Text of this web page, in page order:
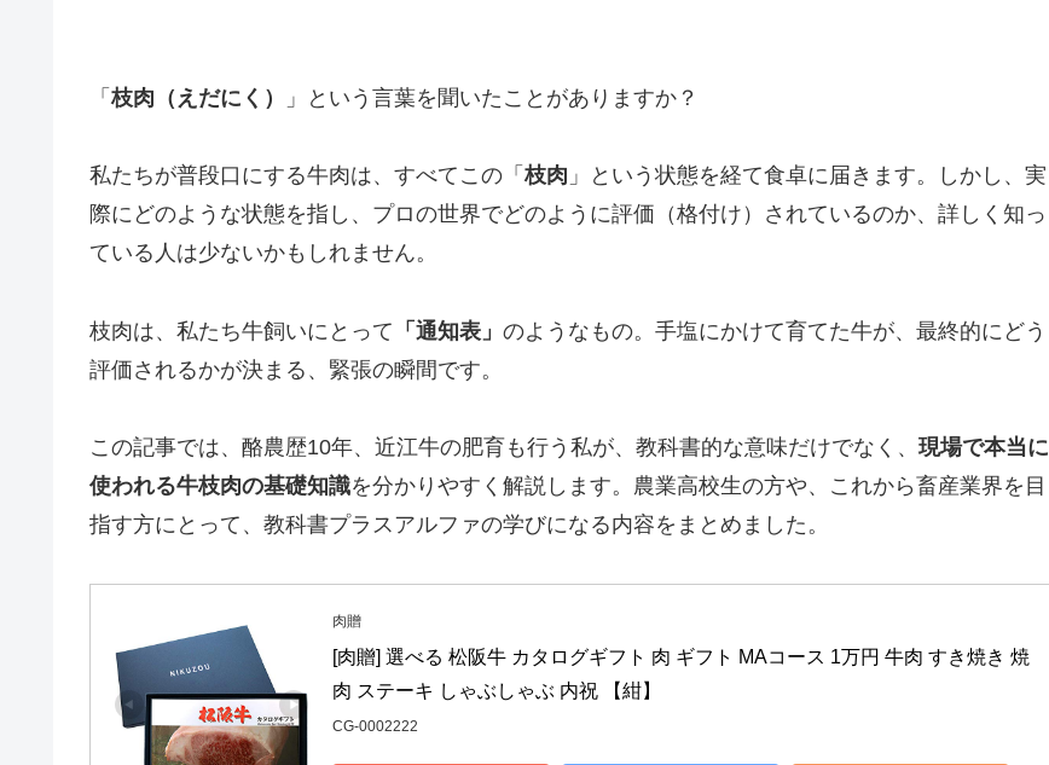
「枝肉（えだにく） 」という言葉を聞いたことがありますか？
私たちが普段口にする牛肉は、すべてこの「枝肉 」という状態を経て食卓に届きます。しかし、実
際にどのような状態を指し、プロの世界でどのように評価（格付け）されているのか、詳しく知っ
ている人は少ないかもしれません。
枝肉は、私たち牛飼いにとって 「通知表」 のようなもの。手塩にかけて育てた牛が、最終的にどう
評価されるかが決まる、緊張の瞬間です。
この記事では、酪農歴10年、近江牛の肥育も行う私が、教科書的な意味だけでなく、 現場で本当に
使われる牛枝肉の基礎知識を分かりやすく解説します。農業高校生の方や、これから畜産業界を目
指す方にとって、教科書プラスアルファの学びになる内容をまとめました。
肉贈
[肉贈] 選べる 松阪牛 カタログギフト 肉 ギフト MAコース 1万円 牛肉 すき焼き 焼
肉 ステーキ しゃぶしゃぶ 内祝 【紺】
CG-0002222